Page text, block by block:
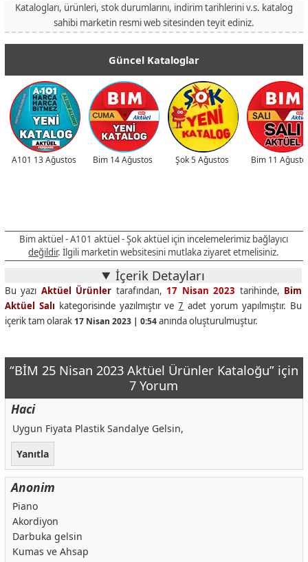
Katalogları, ürünleri, stok durumlarını, indirim tarihlerini v.s. katalog
sahibi marketin resmi web sitesinden teyit ediniz.
Güncel Kataloglar
A101 13 Ağustos Bim 14 Ağustos Şok 5 Ağustos Bim 11
Bim aktüel - A101 aktüel - Şok aktüel için incelemelerimiz bağlayıcı
değildir. İlgili marketin websitesini mutlaka ziyaret etmelisiniz.
İçerik Detayları
Bu yazı Aktüel Ürünler tarafından, 17 Nisan 2023 tarihinde, Bim
Aktüel Salı kategorisinde yazılmıştır ve7 adet yorum yapılmıştır. Bu
içerik tam olarak 17 Nisan 2023 | 0:54anında oluşturulmuştur.
“BİM 25 Nisan 2023 Aktüel Ürünler Kataloğu” için
7 Yorum
Haci
Uygun Fiyata Plastik Sandalye Gelsin,
Yanıtla
Anonim
Piano
Akordiyon
Darbuka gelsin
Kumas ve Ahsap